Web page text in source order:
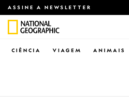
ASSINE A NEWSLETTER
CIÊNCIA VIAGEM ANIMAIS